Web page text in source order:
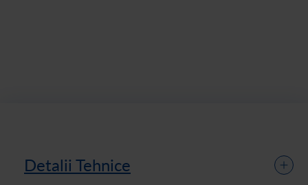
Detalii Tehnice